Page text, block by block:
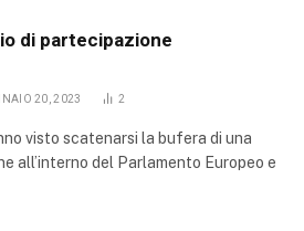
di partecipazione
20, 2023 2
visto scatenarsi la bufera di una
all’interno del Parlamento Europeo e